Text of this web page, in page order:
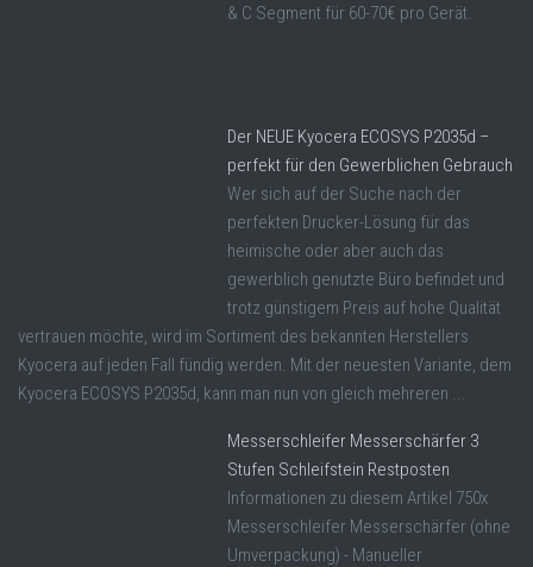
& C Segment für 60-70€ pro Gerät.
Der NEUE Kyocera ECOSYS P2035d –
perfekt für den Gewerblichen Gebrauch
Wer sich auf der Suche nach der
perfekten Drucker-Lösung für das
heimische oder aber auch das
gewerblich genutzte Büro befindet und
trotz günstigem Preis auf hohe Qualität
vertrauen möchte, wird im Sortiment des bekannten Herstellers
Kyocera auf jeden Fall fündig werden. Mit der neuesten Variante, dem
Kyocera ECOSYS P2035d, kann man nun von gleich mehreren ...
Messerschleifer Messerschärfer 3
Stufen Schleifstein Restposten
Informationen zu diesem Artikel 750x
Messerschleifer Messerschärfer (ohne
Umverpackung) - Manueller